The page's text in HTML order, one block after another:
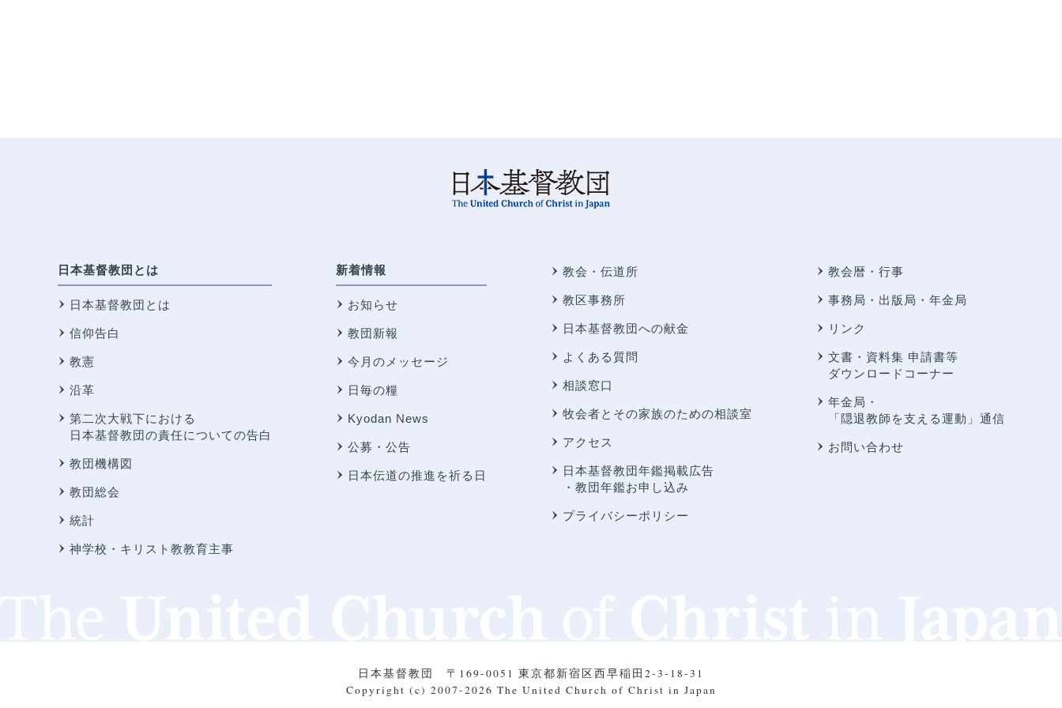
日本基督教団とは
日本基督教団とは
信仰告白
教憲
沿革
第二次大戦下における
日本基督教団の責任についての告白
教団機構図
教団総会
統計
神学校・キリスト教教育主事
新着情報
お知らせ
教団新報
今月のメッセージ
日毎の糧
Kyodan News
公募・公告
日本伝道の推進を祈る日
教会・伝道所
教区事務所
日本基督教団への献金
よくある質問
相談窓口
牧会者とその家族のための相談室
アクセス
日本基督教団年鑑掲載広告
・教団年鑑お申し込み
プライバシーポリシー
教会暦・行事
事務局・出版局・年金局
リンク
文書・資料集 申請書等
ダウンロードコーナー
年金局・
「隠退教師を支える運動」通信
お問い合わせ
日本基督教団 〒169-0051 東京都新宿区西早稲田2-3-18-31
Copyright (c) 2007-2026 The United Church of Christ in Japan